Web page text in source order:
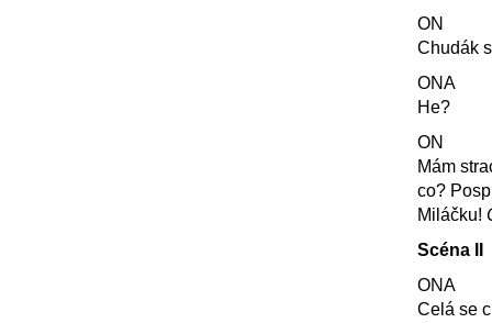
ON
Chudák
ONA
He?
ON
Mám
co?
Miláčku!
Scéna
ONA
Celá se